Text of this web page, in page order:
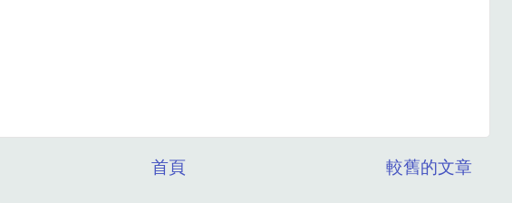
較舊的文章
首頁